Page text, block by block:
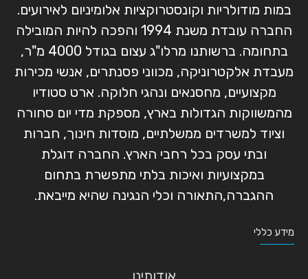
במות מודולריות וקונסטרוקציות אלומיניום לאירועים.
החברה עובדת משנת 1994 והפכה להיות המובילה
בתחומה. ברשותנו מרלו"ג עצום בגודל 4000 מ"ר,
מעבדת אלקטרוניקה, מכווני פסנתרים, אנשי מכירות
מקצועיים, מחסנאים ונהגי חלוקה. ארט סטודיו
מהמשווקות הגדולות בארץ, מספקת מדי יום סחורה
וציוד למשרדים ממשלתיים, מוסדות חינוך, חברות
ובתי עסק בכל רחבי הארץ. החברה דוגלת
במקצועיות ואיכות בלתי מתפשרת בתחום
ההגברה,התאורה וכלי הנגינה שהיא מייבאת.
מידע כללי
אודותינו